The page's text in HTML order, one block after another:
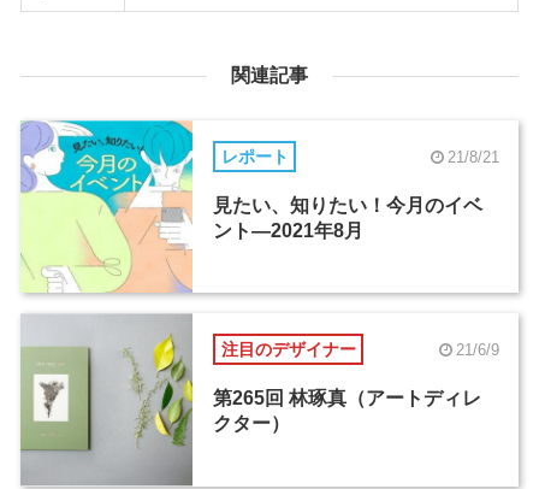
関連記事
レポート 21/8/21
見たい、知りたい！今月のイベ
ント―2021年8月
注目のデザイナー 21/6/9
第265回 林琢真（アートディレ
クター）